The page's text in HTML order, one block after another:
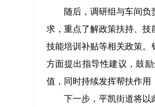
随后，调研组与车间
求，重点了解政策扶持、技
技能培训补贴等相关政策
方面提出指导性建议，鼓
值，同时持续发挥帮扶作用
下一步，平凯街道将以